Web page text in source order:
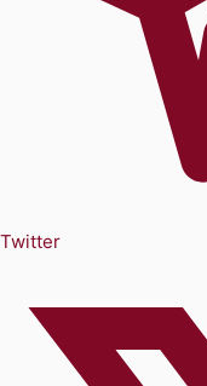
Twitter